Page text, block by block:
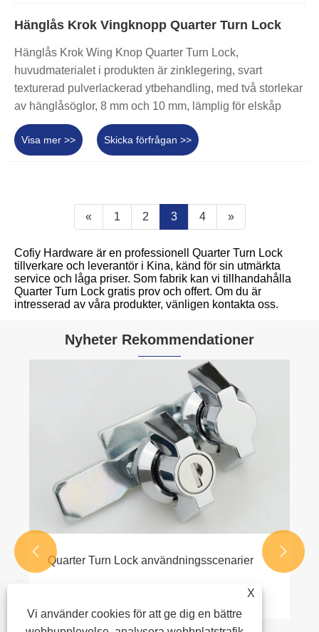
Hänglås Krok Vingknopp Quarter Turn Lock
Hänglås Krok Wing Knop Quarter Turn Lock,
huvudmaterialet i produkten är zinklegering, svart
texturerad pulverlackerad ytbehandling, med två storlekar
av hänglåsöglor, 8 mm och 10 mm, lämplig för elskåp
Visa mer >> Skicka förfrågan >>
« 1 2 3 4 »
Cofiy Hardware är en professionell Quarter Turn Lock
tillverkare och leverantör i Kina, känd för sin utmärkta
service och låga priser. Som fabrik kan vi tillhandahålla
Quarter Turn Lock gratis prov och offert. Om du är
intresserad av våra produkter, vänligen kontakta oss.
Nyheter Rekommendationer
Den korrekta installationsmetoden för
skåphandtag
Visa mer >>
 
X
Vi använder cookies för att ge dig en bättre